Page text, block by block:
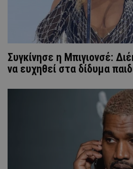
Συγκίνησε η Μπιγιονσέ:
να ευχηθεί στα δίδυμα